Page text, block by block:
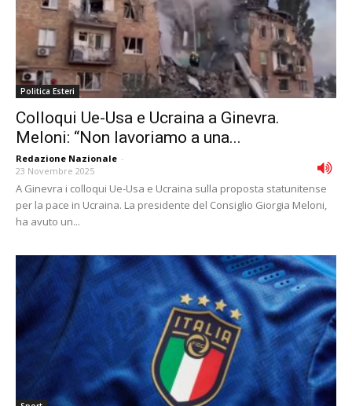
Politica Esteri
Colloqui Ue-Usa e Ucraina a Ginevra.
Meloni: “Non lavoriamo a una...
Redazione Nazionale -
23 Novembre 2025
A Ginevra i colloqui Ue-Usa e Ucraina sulla proposta statunitense
per la pace in Ucraina. La presidente del Consiglio Giorgia Meloni,
ha avuto un...